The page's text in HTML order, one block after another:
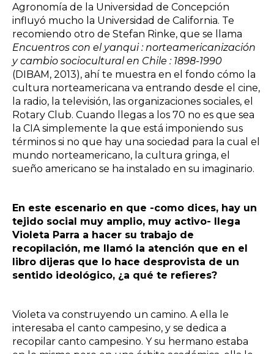
Agronomía de la Universidad de Concepción
influyó mucho la Universidad de California. Te
recomiendo otro de Stefan Rinke, que se llama
Encuentros con el yanqui : norteamericanización
y cambio sociocultural en Chile : 1898-1990
(DIBAM, 2013), ahí te muestra en el fondo cómo la
cultura norteamericana va entrando desde el cine,
la radio, la televisión, las organizaciones sociales, el
Rotary Club. Cuando llegas a los 70 no es que sea
la CIA simplemente la que está imponiendo sus
términos si no que hay una sociedad para la cual el
mundo norteamericano, la cultura gringa, el
sueño americano se ha instalado en su imaginario.
En este escenario en que -como dices, hay un
tejido social muy amplio, muy activo- llega
Violeta Parra a hacer su trabajo de
recopilación, me llamó la atención que en el
libro dijeras que lo hace desprovista de un
sentido ideológico, ¿a qué te refieres?
Violeta va construyendo un camino. A ella le
interesaba el canto campesino, y se dedica a
recopilar canto campesino. Y su hermano estaba